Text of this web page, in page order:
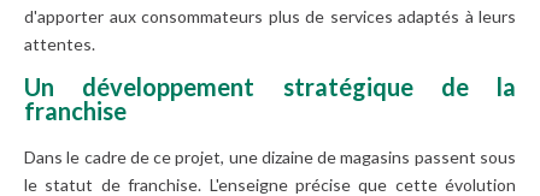
d'apporter aux consommateurs plus de services adaptés à leurs
attentes.
Un développement stratégique de la
franchise
Dans le cadre de ce projet, une dizaine de magasins passent sous
le statut de franchise. L'enseigne précise que cette évolution